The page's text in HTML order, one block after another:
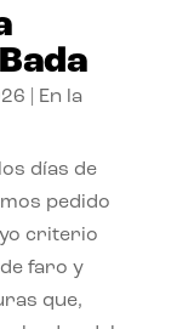
En la
días de
pedido
criterio
faro y
que,